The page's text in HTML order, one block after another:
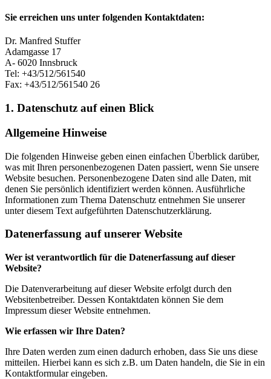
Sie erreichen uns unter folgenden Kontaktdaten:
Dr. Manfred Stuffer
Adamgasse 17
A- 6020 Innsbruck
Tel: +43/512/561540
Fax: +43/512/561540 26
1. Datenschutz auf einen Blick
Allgemeine Hinweise
Die folgenden Hinweise geben einen einfachen Überblick darüber,
was mit Ihren personenbezogenen Daten passiert, wenn Sie unsere
Website besuchen. Personenbezogene Daten sind alle Daten, mit
denen Sie persönlich identifiziert werden können. Ausführliche
Informationen zum Thema Datenschutz entnehmen Sie unserer
unter diesem Text aufgeführten Datenschutzerklärung.
Datenerfassung auf unserer Website
Wer ist verantwortlich für die Datenerfassung auf dieser
Website?
Die Datenverarbeitung auf dieser Website erfolgt durch den
Websitenbetreiber. Dessen Kontaktdaten können Sie dem
Impressum dieser Website entnehmen.
Wie erfassen wir Ihre Daten?
Ihre Daten werden zum einen dadurch erhoben, dass Sie uns diese
mitteilen. Hierbei kann es sich z.B. um Daten handeln, die Sie in ein
Kontaktformular eingeben.